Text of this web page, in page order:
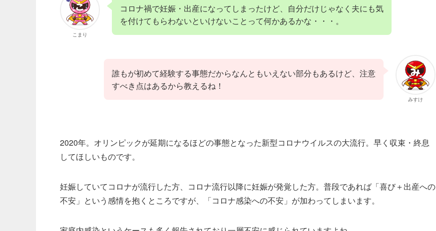
こまり
コロナ禍で妊娠・出産になってしまったけど、自分だけじゃなく夫にも気
を付けてもらわないといけないことって何かあるかな・・・。
みすけ
誰もが初めて経験する事態だからなんともいえない部分もあるけど、注意
すべき点はあるから教えるね！
2020年。オリンピックが延期になるほどの事態となった新型コロナウイルスの大流行。早く収束・終息
してほしいものです。
妊娠していてコロナが流行した方、コロナ流行以降に妊娠が発覚した方。普段であれば「喜び＋出産への
不安」という感情を抱くところですが、「コロナ感染への不安」が加わってしまいます。